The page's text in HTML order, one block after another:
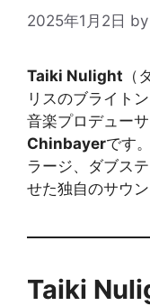
2025年1月2日 by
Taiki Nulight （
リスのブライト
音楽プロデュー
Chinbayerです
ラージ、ダブス
せた独自のサウ
Taiki